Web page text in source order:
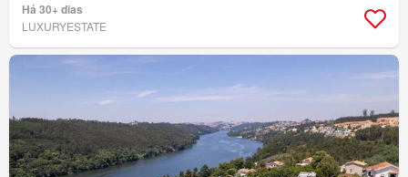
Há 30+ dias
LUXURYESTATE